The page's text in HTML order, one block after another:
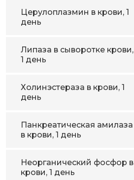
Церулоплазмин в крови, 1
день
Липаза в сыворотке крови,
1 день
Холинэстераза в крови, 1
день
Панкреатическая амилаза
в крови, 1 день
Неорганический фосфор в
крови, 1 день